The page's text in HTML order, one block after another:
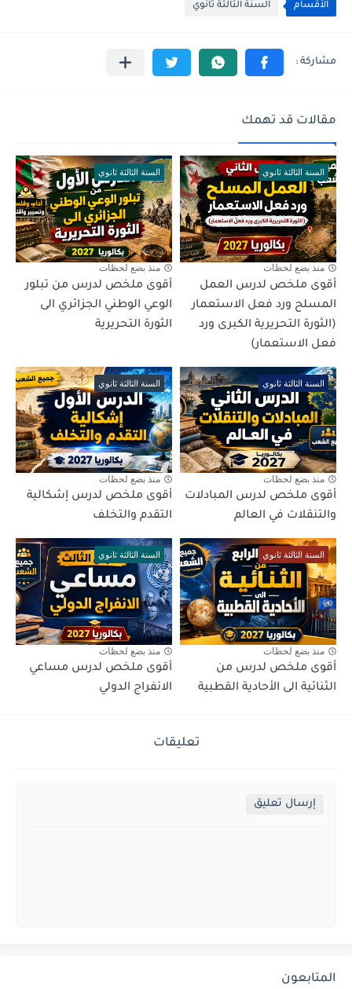
الأقسام السنة الثالثة ثانوي
مقالات قد تهمك
السنة الثالثة ثانوي
منذ بضع لحظات
أقوى ملخص لدرس العمل
المسلح ورد فعل الاستعمار
(الثورة التحريرية الكبرى ورد
فعل الاستعمار)
السنة الثالثة ثانوي
منذ بضع لحظات
أقوى ملخص لدرس من تبلور
الوعي الوطني الجزائري الى
الثورة التحريرية
السنة الثالثة ثانوي
منذ بضع لحظات
أقوى ملخص لدرس المبادلات
والتنقلات في العالم
السنة الثالثة ثانوي
منذ بضع لحظات
أقوى ملخص لدرس إشكالية
التقدم والتخلف
السنة الثالثة ثانوي
منذ بضع لحظات
أقوى ملخص لدرس من
الثنائية الى الأحادية القطبية
السنة الثالثة ثانوي
منذ بضع لحظات
أقوى ملخص لدرس مساعي
الانفراج الدولي
تعليقات
إرسال تعليق
المتابعون